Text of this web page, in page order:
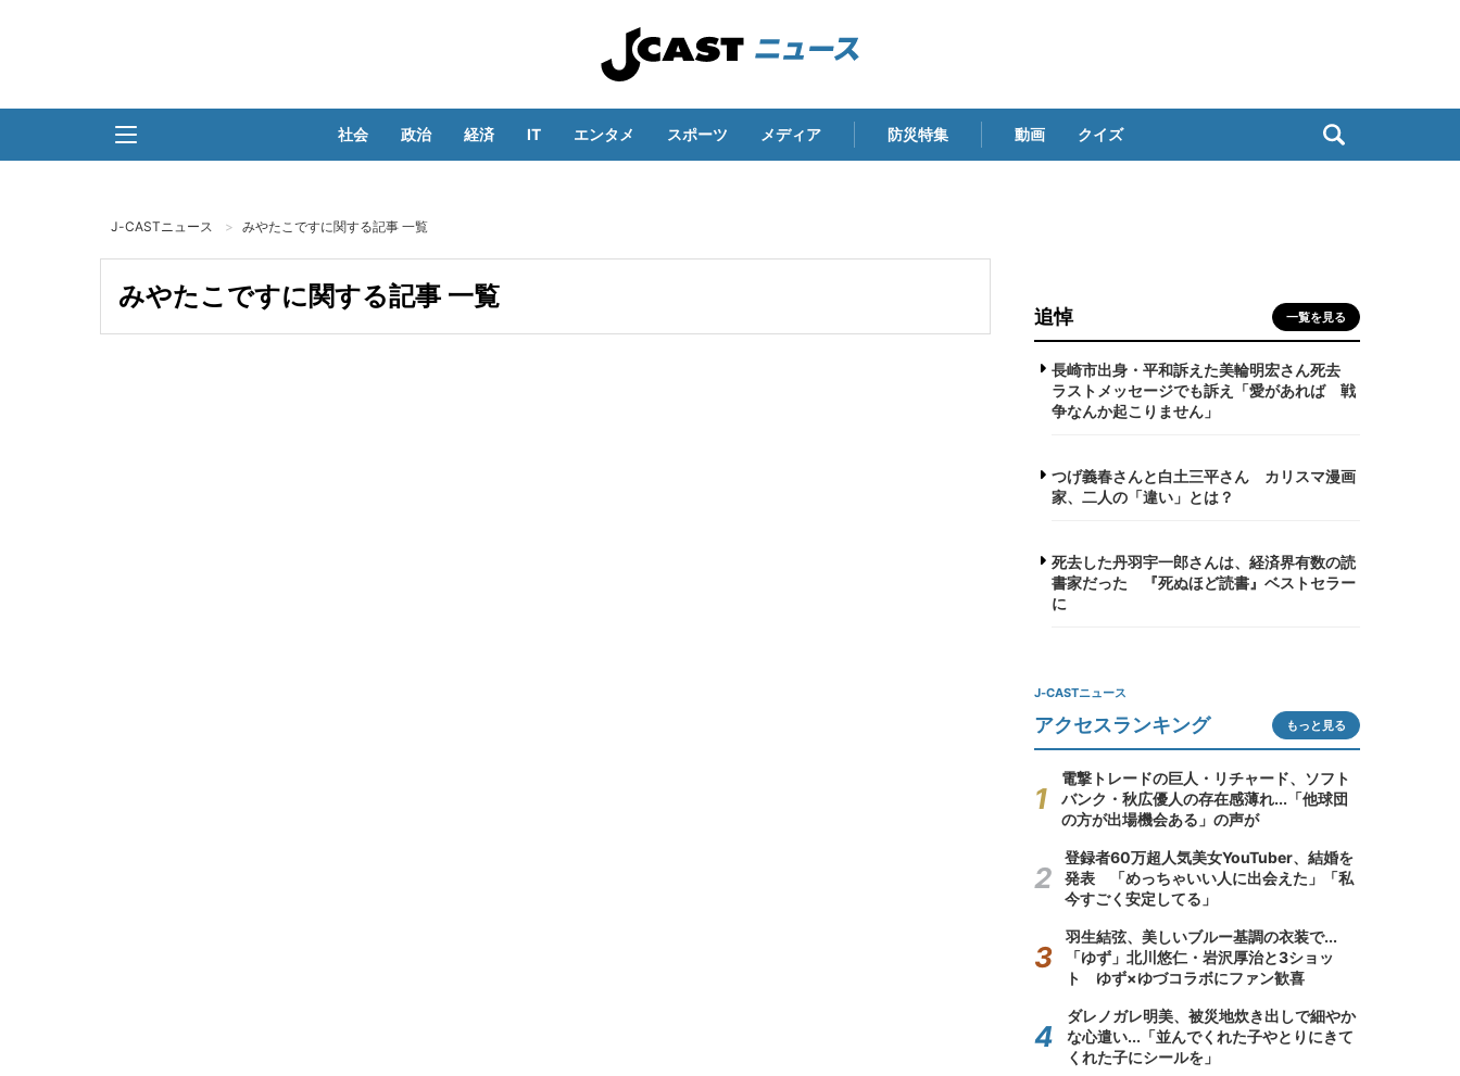
社会 政治 経済 IT エンタメ スポーツ メディア 防災特集 動画 クイズ
J-CASTニュース みやたこですに関する記事 一覧
みやたこですに関する記事 一覧
追悼 一覧を見る
長崎市出身・平和訴えた美輪明宏さん死去
ラストメッセージでも訴え「愛があれば 戦
争なんか起こりません」
つげ義春さんと白土三平さん カリスマ漫画
家、二人の「違い」とは？
死去した丹羽宇一郎さんは、経済界有数の読
書家だった 『死ぬほど読書』ベストセラー
に
J-CASTニュース
アクセスランキング もっと見る
電撃トレードの巨人・リチャード、ソフト
バンク・秋広優人の存在感薄れ...「他球団
の方が出場機会ある」の声が
登録者60万超人気美女YouTuber、結婚を
発表 「めっちゃいい人に出会えた」「私
今すごく安定してる」
羽生結弦、美しいブルー基調の衣装で...
「ゆず」北川悠仁・岩沢厚治と3ショッ
ト ゆず×ゆづコラボにファン歓喜
ダレノガレ明美、被災地炊き出しで細やか
な心遣い...「並んでくれた子やとりにきて
くれた子にシールを」